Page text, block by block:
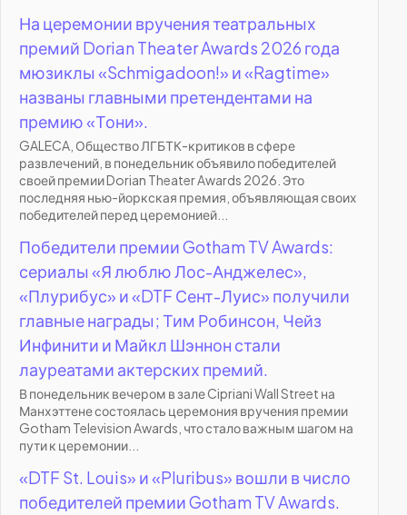
На церемонии вручения театральных
премий Dorian Theater Awards 2026 года
мюзиклы «Schmigadoon!» и «Ragtime»
названы главными претендентами на
премию «Тони».
GALECA, Общество ЛГБТК-критиков в сфере
развлечений, в понедельник объявило победителей
своей премии Dorian Theater Awards 2026. Это
последняя нью-йоркская премия, объявляющая своих
победителей перед церемонией...
Победители премии Gotham TV Awards:
сериалы «Я люблю Лос-Анджелес»,
«Плурибус» и «DTF Сент-Луис» получили
главные награды; Тим Робинсон, Чейз
Инфинити и Майкл Шэннон стали
лауреатами актерских премий.
В понедельник вечером в зале Cipriani Wall Street на
Манхэттене состоялась церемония вручения премии
Gotham Television Awards, что стало важным шагом на
пути к церемонии...
«DTF St. Louis» и «Pluribus» вошли в число
победителей премии Gotham TV Awards.